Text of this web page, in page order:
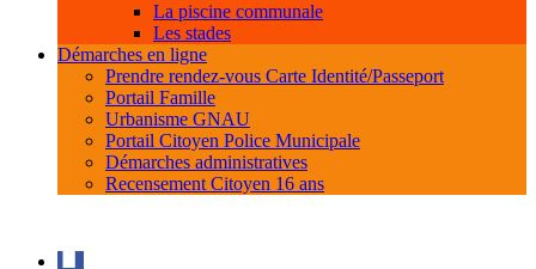
La piscine communale
Les stades
Démarches en ligne
Prendre rendez-vous Carte Identité/Passeport
Portail Famille
Urbanisme GNAU
Portail Citoyen Police Municipale
Démarches administratives
Recensement Citoyen 16 ans